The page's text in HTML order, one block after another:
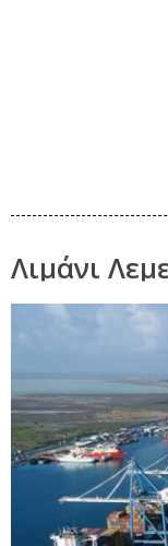
Λιμάνι